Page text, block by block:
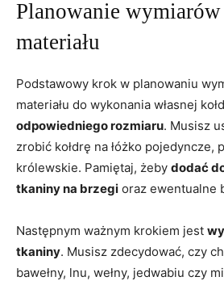
Planowanie
materiału
Podstawowy krok w planowaniu⁣
materiału do wykonania własnej
odpowiedniego rozmiaru. ‌Musisz
zrobić kołdrę na łóżko pojedyncze,
królewskie. Pamiętaj, żeby dodać
tkaniny na brzegi oraz ewentualne
Następnym ważnym krokiem jest
tkaniny.⁢ Musisz zdecydować, czy
bawełny, lnu, wełny, jedwabiu czy